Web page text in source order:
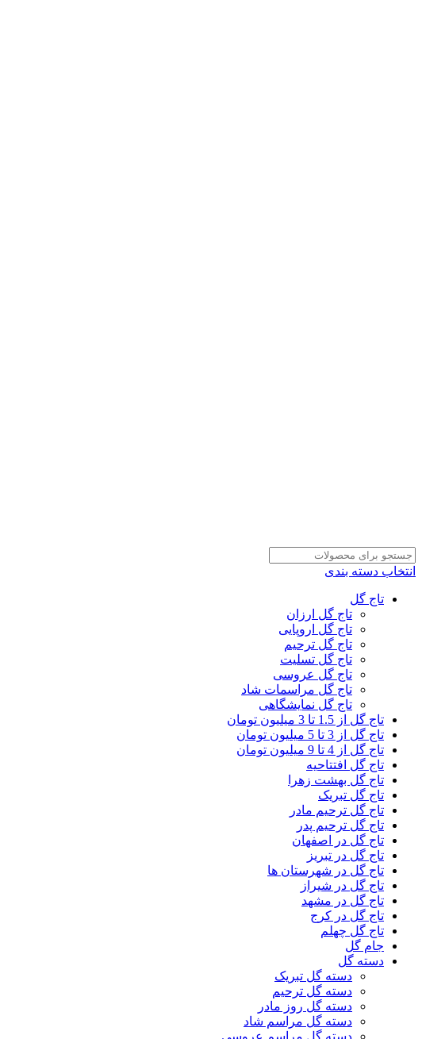
انتخاب دسته بندی
تاج گل
تاج گل ارزان
تاج گل اروپایی
تاج گل ترحیم
تاج گل تسلیت
تاج گل عروسی
تاج گل مراسمات شاد
تاج گل نمایشگاهی
تاج گل از 1.5 تا 3 میلیون تومان
تاج گل از 3 تا 5 میلیون تومان
تاج گل از 4 تا 9 میلیون تومان
تاج گل افتتاحیه
تاج گل بهشت زهرا
تاج گل تبریک
تاج گل ترحیم مادر
تاج گل ترحیم پدر
تاج گل در اصفهان
تاج گل در تبریز
تاج گل در شهرستان ها
تاج گل در شیراز
تاج گل در مشهد
تاج گل در کرج
تاج گل چهلم
جام گل
دسته گل
دسته گل تبریک
دسته گل ترحیم
دسته گل روز مادر
دسته گل مراسم شاد
دسته گل مراسم عروسی